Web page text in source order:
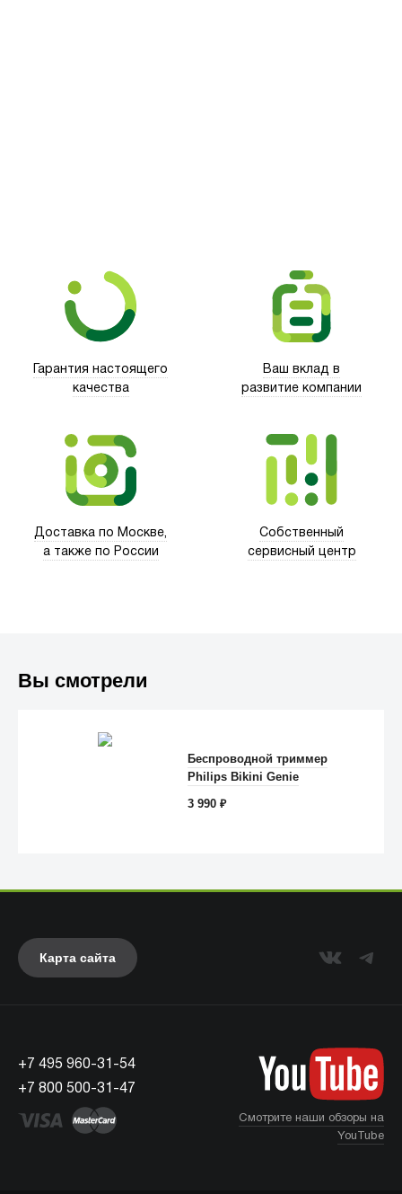
Гарантия настоящего
качества
Ваш вклад в
развитие компании
Доставка по Москве,
а также по России
Собственный
сервисный центр
Вы смотрели
Беспроводной триммер
Philips Bikini Genie
3 990₽
Карта сайта
+7 495 960-31-54
+7 800 500-31-47
Смотрите наши обзоры на
YouTube